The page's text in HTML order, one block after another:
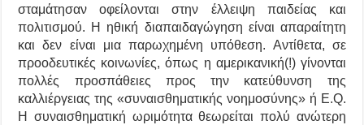
σταμάτησαν οφείλονται στην έλλειψη παιδείας και
πολιτισμού. Η ηθική διαπαιδαγώγηση είναι απαραίτητη
και δεν είναι μια παρωχημένη υπόθεση. Αντίθετα, σε
προοδευτικές κοινωνίες, όπως η αμερικανική(!) γίνονται
πολλές προσπάθειες προς την κατεύθυνση της
καλλιέργειας της «συναισθηματικής νοημοσύνης» ή Ε.Q.
Η συναισθηματική ωριμότητα θεωρείται πολύ ανώτερη